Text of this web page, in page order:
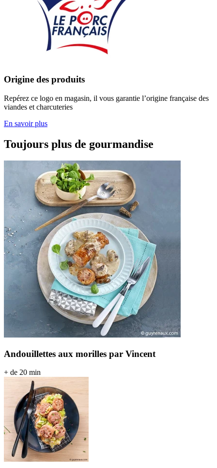
Origine des produits
Repérez ce logo en magasin, il vous garantie l’origine française des
viandes et charcuteries
En savoir plus
Toujours plus de gourmandise
Andouillettes aux morilles par Vincent
+ de 20 min